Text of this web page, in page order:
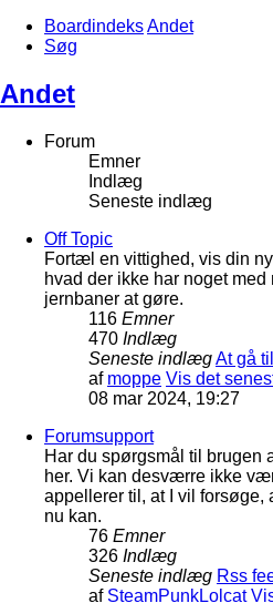
BoardindeksAndet
Søg
Andet
Forum
Emner
Indlæg
Seneste indlæg
Off Topic
Fortæl en vittighed, vis din
hvad der ikke har noget
jernbaner at gøre.
116 Emner
470 Indlæg
Seneste indlægAt gå
af moppe Vis det
08 mar 2024, 19:27
Forumsupport
Har du spørgsmål til brugen
her. Vi kan desværre ikke
appellerer til, at I vil forsøge,
nu kan.
76 Emner
326 Indlæg
Seneste indlæg Rss
af SteamPunkLolcat